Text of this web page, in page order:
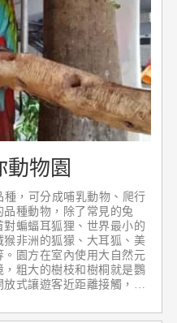
動物園
，可分成哺乳動物、爬行
種動物，除了常見的兔
蝙蝠耳狐狸、世界最小的
非洲的狐獴、大耳狐、美
園方在室內使用大自然元
粗大的樹枝和樹桐就是鸚
式讓遊客近距離接觸，帶